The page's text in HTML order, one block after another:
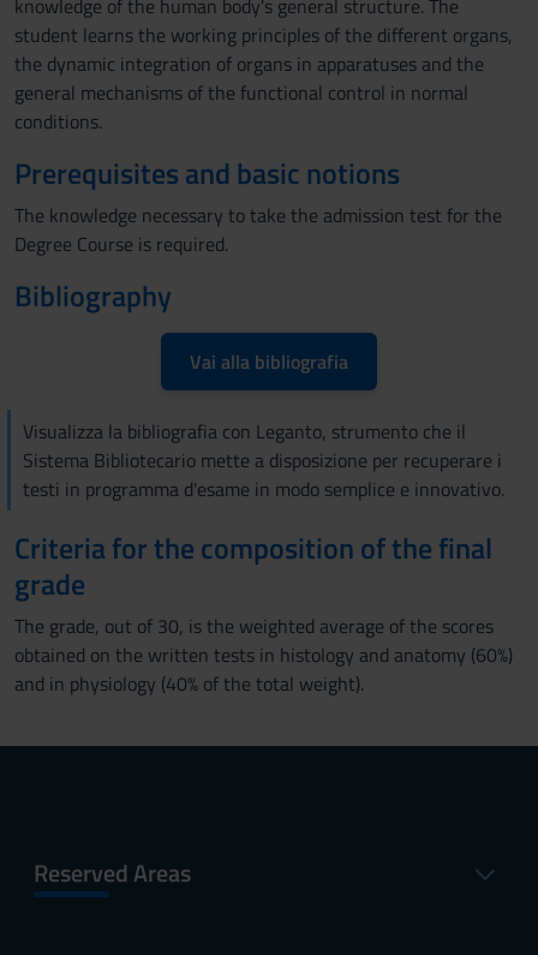
knowledge of the human body's general structure. The
student learns the working principles of the different organs,
the dynamic integration of organs in apparatuses and the
general mechanisms of the functional control in normal
conditions.
Prerequisites and basic notions
The knowledge necessary to take the admission test for the
Degree Course is required.
Bibliography
Vai alla bibliografia
Visualizza la bibliografia con Leganto, strumento che il
Sistema Bibliotecario mette a disposizione per recuperare i
testi in programma d'esame in modo semplice e innovativo.
Criteria for the composition of the final
grade
The grade, out of 30, is the weighted average of the scores
obtained on the written tests in histology and anatomy (60%)
and in physiology (40% of the total weight).
Reserved Areas